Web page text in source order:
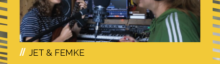
JET & FEMKE